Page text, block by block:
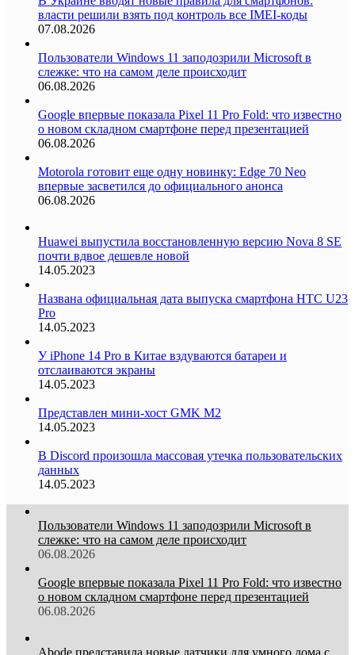
власти решили взять под контроль все IMEI-коды
07.08.2026
Пользователи Windows 11 заподозрили Microsoft в
слежке: что на самом деле происходит
06.08.2026
Google впервые показала Pixel 11 Pro Fold: что известно
о новом складном смартфоне перед презентацией
06.08.2026
Motorola готовит еще одну новинку: Edge 70 Neo
впервые засветился до официального анонса
06.08.2026
Huawei выпустила восстановленную версию Nova 8 SE
почти вдвое дешевле новой
14.05.2023
Названа официальная дата выпуска смартфона HTC U23
Pro
14.05.2023
У iPhone 14 Pro в Китае вздуваются батареи и
отслаиваются экраны
14.05.2023
Представлен мини-хост GMK M2
14.05.2023
В Discord произошла массовая утечка пользовательских
данных
14.05.2023
Пользователи Windows 11 заподозрили Microsoft в
слежке: что на самом деле происходит
06.08.2026
Google впервые показала Pixel 11 Pro Fold: что известно
о новом складном смартфоне перед презентацией
06.08.2026
Abode представила новые датчики для умного дома с